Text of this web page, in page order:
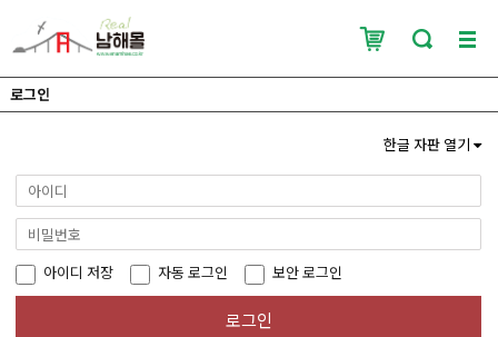
로그인
한글 자판 열기
아이디 저장 자동 로그인 보안 로그인
로그인